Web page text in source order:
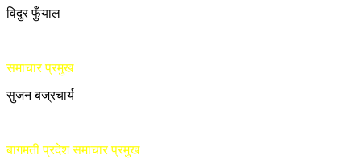
विदुर फुँयाल
समाचार प्रमुख
सुजन बज्रचार्य
बागमती प्रदेश समाचार प्रमुख